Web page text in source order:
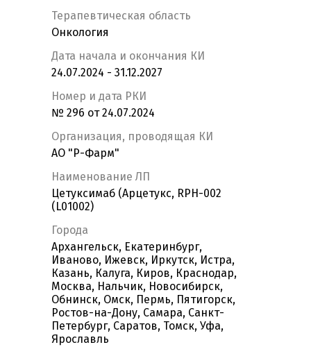
Терапевтическая область
Онкология
Дата начала и окончания КИ
24.07.2024 - 31.12.2027
Номер и дата РКИ
№ 296 от 24.07.2024
Организация, проводящая КИ
АО "Р-Фарм"
Наименование ЛП
Цетуксимаб (Арцетукс, RPH-002
(L01002)
Города
Архангельск, Екатеринбург,
Иваново, Ижевск, Иркутск, Истра,
Казань, Калуга, Киров, Краснодар,
Москва, Нальчик, Новосибирск,
Обнинск, Омск, Пермь, Пятигорск,
Ростов-на-Дону, Самара, Санкт-
Петербург, Саратов, Томск, Уфа,
Ярославль